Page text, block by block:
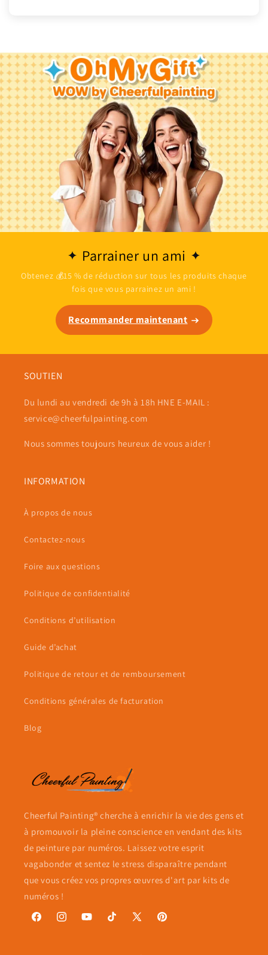
Parrainer un ami
Obtenez 💰15 % de réduction sur tous les produits chaque
fois que vous parrainez un ami !
Recommander maintenant
SOUTIEN
Du lundi au vendredi de 9h à 18h HNE E-MAIL :
service@cheerfulpainting.com
Nous sommes toujours heureux de vous aider !
INFORMATION
À propos de nous
Contactez-nous
Foire aux questions
Politique de confidentialité
Conditions d’utilisation
Guide d’achat
Politique de retour et de remboursement
Conditions générales de facturation
Blog
Cheerful Painting® cherche à enrichir la vie des gens et
à promouvoir la pleine conscience en vendant des kits
de peinture par numéros. Laissez votre esprit
vagabonder et sentez le stress disparaître pendant
que vous créez vos propres œuvres d'art par kits de
numéros !
FacebookInstagramYouTubeTikTok
X
Pinterest